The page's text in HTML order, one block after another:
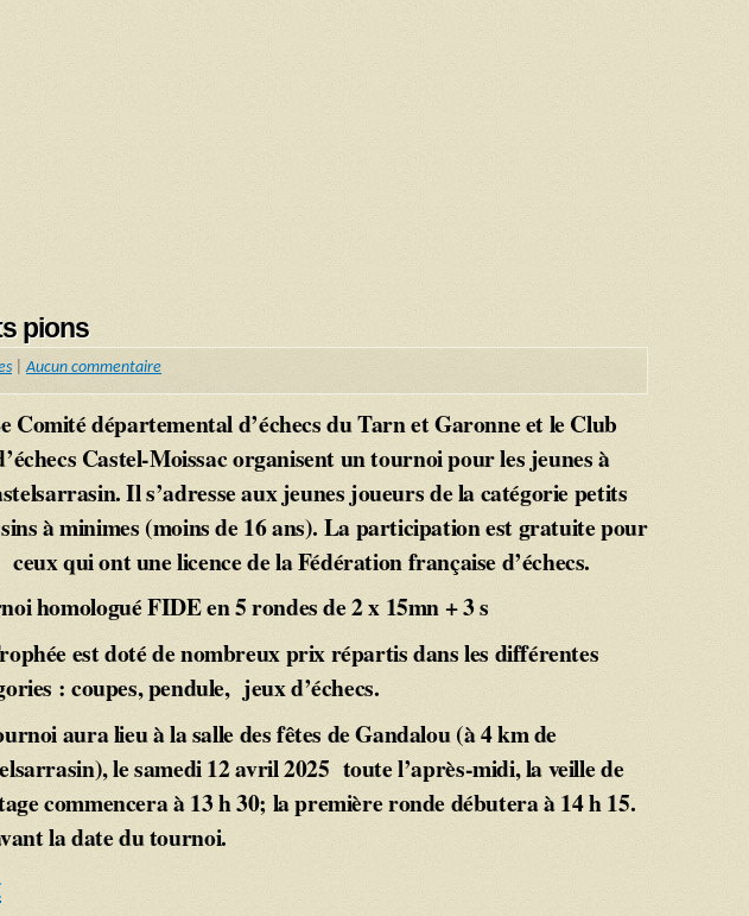
pions
|Aucun commentaire
Comité départemental d’échecs du Tarn et Garonne et le Club
Castel-Moissac organisent un tournoi pour les jeunes à
Il s’adresse aux jeunes joueurs de la catégorie petits
à minimes (moins de 16 ans). La participation est gratuite pour
ceux qui ont une licence de la Fédération française d’échecs.
homologué FIDE en 5 rondes de 2 x 15mn + 3 s
est doté de nombreux prix répartis dans les différentes
: coupes, pendule, jeux d’échecs.
aura lieu à la salle des fêtes de Gandalou (à 4 km de
le samedi 12 avril 2025 toute l’après-midi, la veille de
commencera à 13 h 30; la première ronde débutera à 14 h 15.
la date du tournoi.